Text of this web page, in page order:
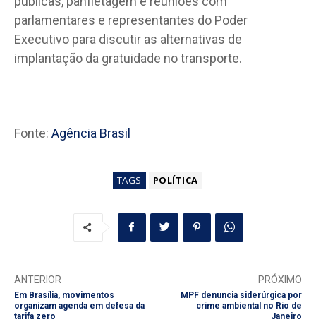
parlamentares e representantes do Poder
Executivo para discutir as alternativas de
implantação da gratuidade no transporte.
Fonte: Agência Brasil
TAGS POLÍTICA
ANTERIOR
Em Brasília, movimentos
organizam agenda em defesa da
tarifa zero
PRÓXIMO
MPF denuncia siderúrgica por
crime ambiental no Rio de
Janeiro